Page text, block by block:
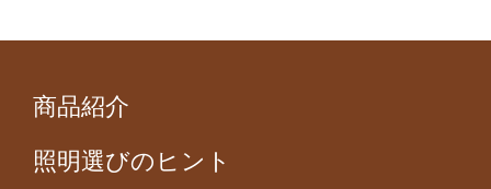
商品紹介
照明選びのヒント